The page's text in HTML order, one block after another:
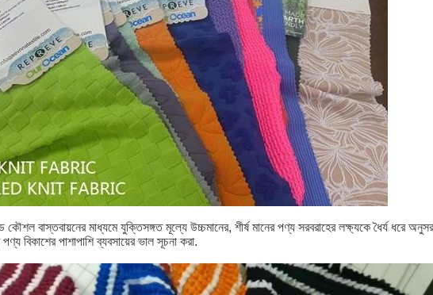
কৌশল বাস্তবায়নের মাধ্যমে যুক্তিসঙ্গত মূল্যে উচ্চমানের, শীর্ষ মানের পণ্য সরবরাহের লক্ষ্যকে ধৈর্য ধরে
বিকাশের পাশাপাশি ব্যবসায়ের ভাল সূচনা করা.